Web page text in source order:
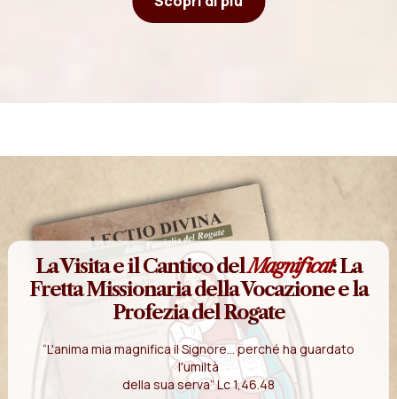
La Visita e il Cantico delMagnificat: La
Fretta Missionaria della Vocazione e la
Profezia del Rogate
“L'anima mia magnifica il Signore... perché ha guardato
l'umiltà
della sua serva” Lc 1,46.48